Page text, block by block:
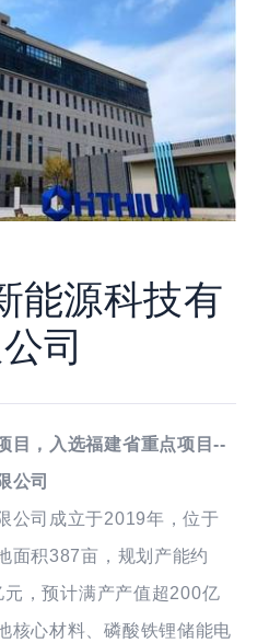
能源科技有
司
目，入选福建省重点项目--
公司
公司成立于2019年，位于
面积387亩，规划产能约
，预计满产产值超200亿
核心材料、磷酸铁锂储能电